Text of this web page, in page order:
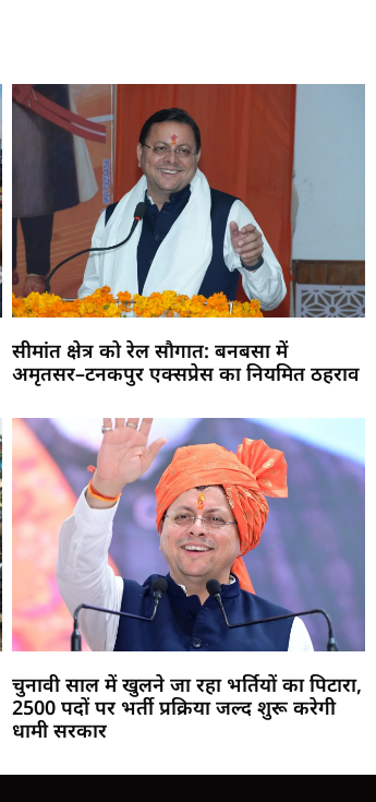
सीमांत क्षेत्र को रेल सौगात: बनबसा में
अमृतसर–टनकपुर एक्सप्रेस का नियमित ठहराव
चुनावी साल में खुलने जा रहा भर्तियों का पिटारा,
2500 पदों पर भर्ती प्रक्रिया जल्द शुरू करेगी
धामी सरकार